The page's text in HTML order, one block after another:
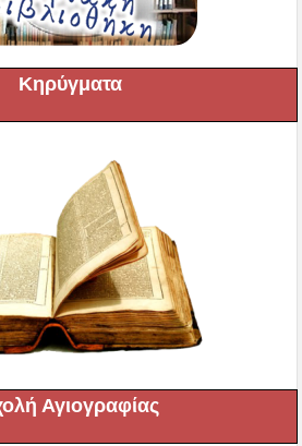
Κηρύγματα
Αγιογραφίας